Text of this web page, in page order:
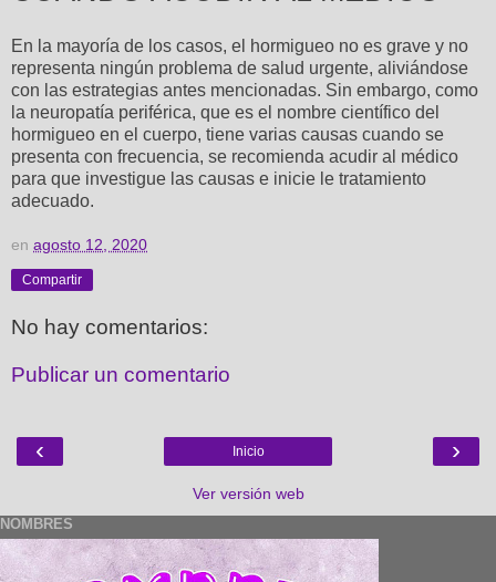
En la mayoría de los casos, el hormigueo no es grave y no
representa ningún problema de salud urgente, aliviándose
con las estrategias antes mencionadas. Sin embargo, como
la neuropatía periférica, que es el nombre científico del
hormigueo en el cuerpo, tiene varias causas cuando se
presenta con frecuencia, se recomienda acudir al médico
para que investigue las causas e inicie le tratamiento
adecuado.
en agosto 12, 2020
Compartir
No hay comentarios:
Publicar un comentario
‹ ›
Inicio
Ver versión web
NOMBRES